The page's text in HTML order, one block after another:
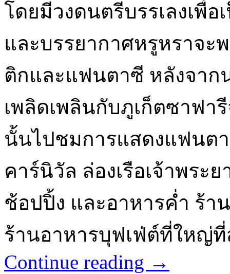
โดยมีวงดนตรีบรรเลงเพื่
และบรรยากาศหรูหราจ
ติกและแฟนตาซี หลังจาก
เพลิดเพลินกับภูเก็ตซาฟา
นั้นไปชมการแสดงแฟนต
คาร์นิวัล ล่องเรือเจ้าพร
ช้อปปิ้ง และอาหารค่ำ ร้า
ร้านอาหารบุฟเฟ่ต์ที่ใหญ่
Continue reading →